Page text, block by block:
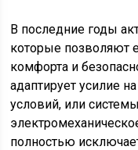
В последние годы
которые позволяют
комфорта и
адаптирует усилие
условий, или
полностью